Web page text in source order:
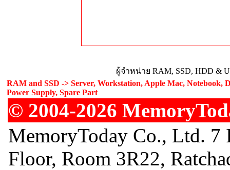
ผู้จำหน่าย RAM, SSD, HDD &
RAM and SSD -> Server, Workstation, Apple Mac, Notebook,
Power Supply, Spare Part
© 2004-2026
MemoryToday Co., Ltd.
Floor, Room 3R22,